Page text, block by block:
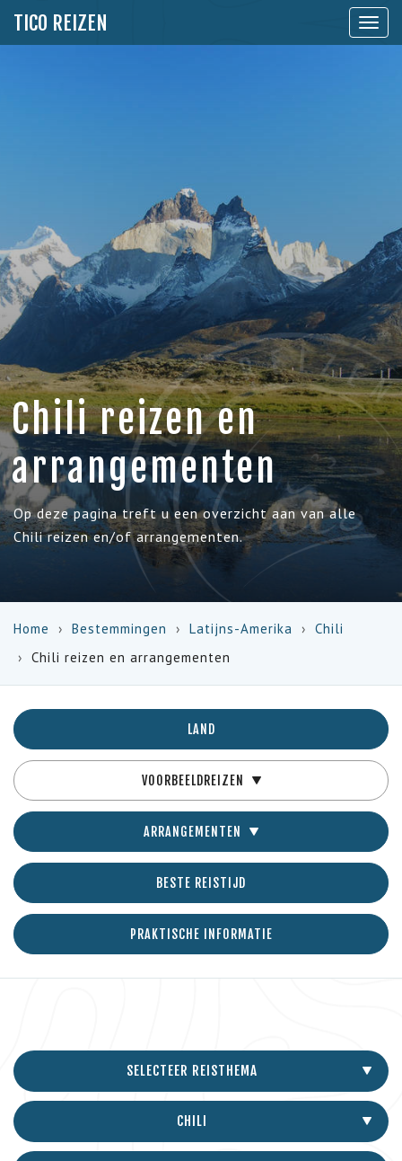
TICO REIZEN
Toon
Chili reizen en
arrangementen
Op deze pagina treft u een overzicht aan van alle
Chili reizen en/of arrangementen.
Home Bestemmingen Latijns-Amerika
Chili
Chili reizen en arrangementen
LAND
VOORBEELDREIZEN
ARRANGEMENTEN
BESTE REISTIJD
PRAKTISCHE INFORMATIE
SELECTEER REISTHEMA
CHILI